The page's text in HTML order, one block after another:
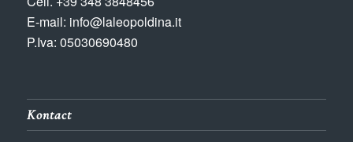
E-mail: info@laleopoldina.it
P.Iva: 05030690480
Kontact